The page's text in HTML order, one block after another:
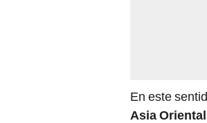
En este
Asia